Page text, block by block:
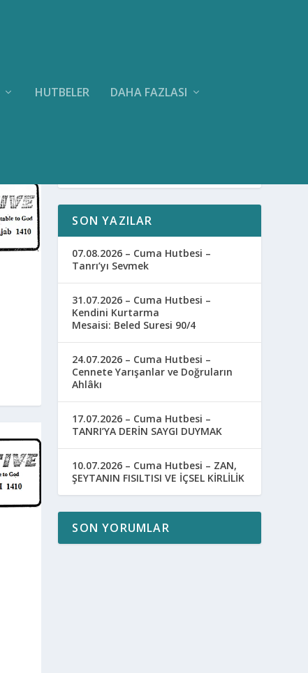
HUTBELER DAHA FAZLASI
SON YAZILAR
07.08.2026 – Cuma Hutbesi –
Tanrı’yı Sevmek
31.07.2026 – Cuma Hutbesi –
Kendini Kurtarma
Mesaisi: Beled Suresi 90/4
24.07.2026 – Cuma Hutbesi –
Cennete Yarışanlar ve Doğruların
Ahlâkı
17.07.2026 – Cuma Hutbesi –
TANRI’YA DERİN SAYGI DUYMAK
10.07.2026 – Cuma Hutbesi – ZAN,
ŞEYTANIN FISILTISI VE İÇSEL KİRLİLİK
SON YORUMLAR